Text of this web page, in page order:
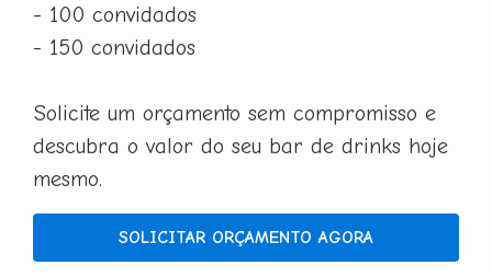
- 100 convidados
- 150 convidados
Solicite um orçamento sem compromisso e
descubra o valor do seu bar de drinks hoje
mesmo.
SOLICITAR ORÇAMENTO AGORA